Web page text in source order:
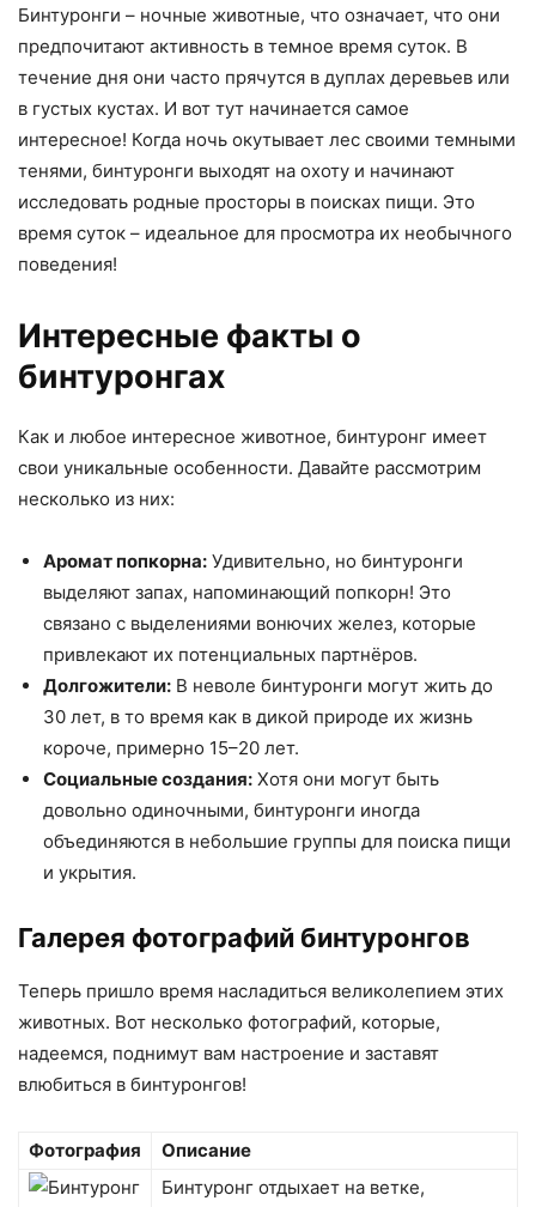
Бинтуронги – ночные животные, что означает, что они
предпочитают активность в темное время суток. В
течение дня они часто прячутся в дуплах деревьев или
в густых кустах. И вот тут начинается самое
интересное! Когда ночь окутывает лес своими темными
тенями, бинтуронги выходят на охоту и начинают
исследовать родные просторы в поисках пищи. Это
время суток – идеальное для просмотра их необычного
поведения!
Интересные факты о
бинтуронгах
Как и любое интересное животное, бинтуронг имеет
свои уникальные особенности. Давайте рассмотрим
несколько из них:
Аромат попкорна: Удивительно, но бинтуронги
выделяют запах, напоминающий попкорн! Это
связано с выделениями вонючих желез, которые
привлекают их потенциальных партнёров.
Долгожители: В неволе бинтуронги могут жить до
30 лет, в то время как в дикой природе их жизнь
короче, примерно 15–20 лет.
Социальные создания: Хотя они могут быть
довольно одиночными, бинтуронги иногда
объединяются в небольшие группы для поиска пищи
и укрытия.
Галерея фотографий бинтуронгов
Теперь пришло время насладиться великолепием этих
животных. Вот несколько фотографий, которые,
надеемся, поднимут вам настроение и заставят
влюбиться в бинтуронгов!
Фотография
Описание
Бинтуронг отдыхает на ветке,